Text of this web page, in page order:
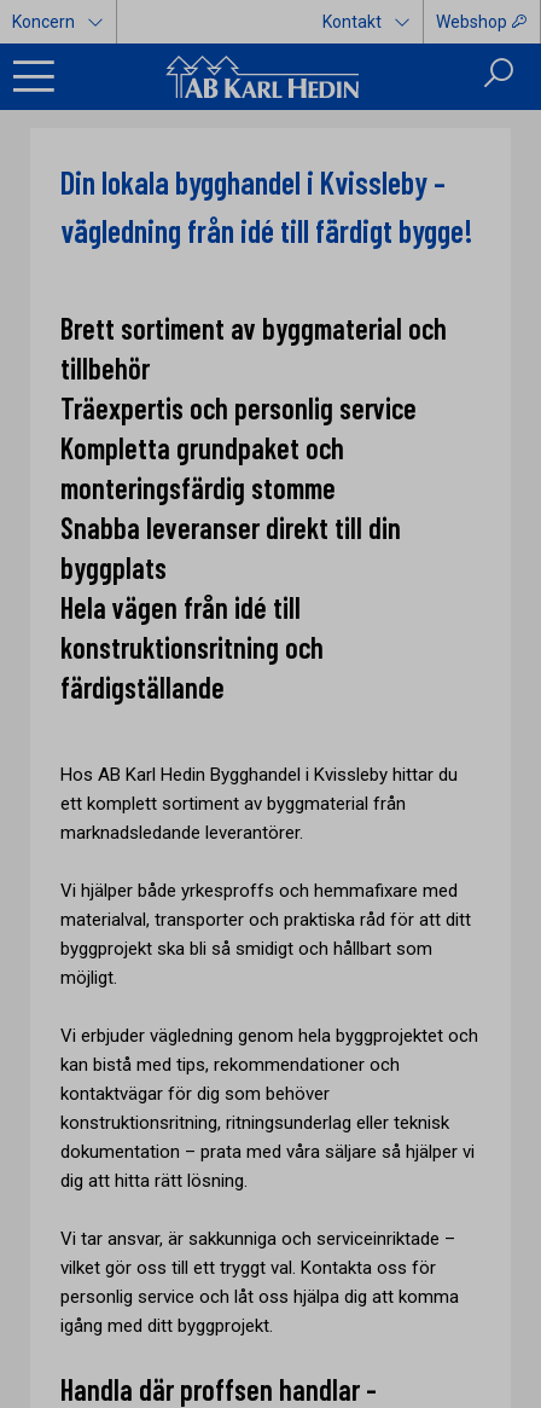
Koncern Kontakt Webshop
Din lokala bygghandel i Kvissleby –
vägledning från idé till färdigt bygge!
Brett sortiment av byggmaterial och
tillbehör
Träexpertis och personlig service
Kompletta grundpaket och
monteringsfärdig stomme
Snabba leveranser direkt till din
byggplats
Hela vägen från idé till
konstruktionsritning och
färdigställande
Hos AB Karl Hedin Bygghandel i Kvissleby hittar du
ett komplett sortiment av byggmaterial från
marknadsledande leverantörer.
Vi hjälper både yrkesproffs och hemmafixare med
materialval, transporter och praktiska råd för att ditt
byggprojekt ska bli så smidigt och hållbart som
möjligt.
Vi erbjuder vägledning genom hela byggprojektet och
kan bistå med tips, rekommendationer och
kontaktvägar för dig som behöver
konstruktionsritning, ritningsunderlag eller teknisk
dokumentation – prata med våra säljare så hjälper vi
dig att hitta rätt lösning.
Vi tar ansvar, är sakkunniga och serviceinriktade –
vilket gör oss till ett tryggt val. Kontakta oss för
personlig service och låt oss hjälpa dig att komma
igång med ditt byggprojekt.
Handla där proffsen handlar -